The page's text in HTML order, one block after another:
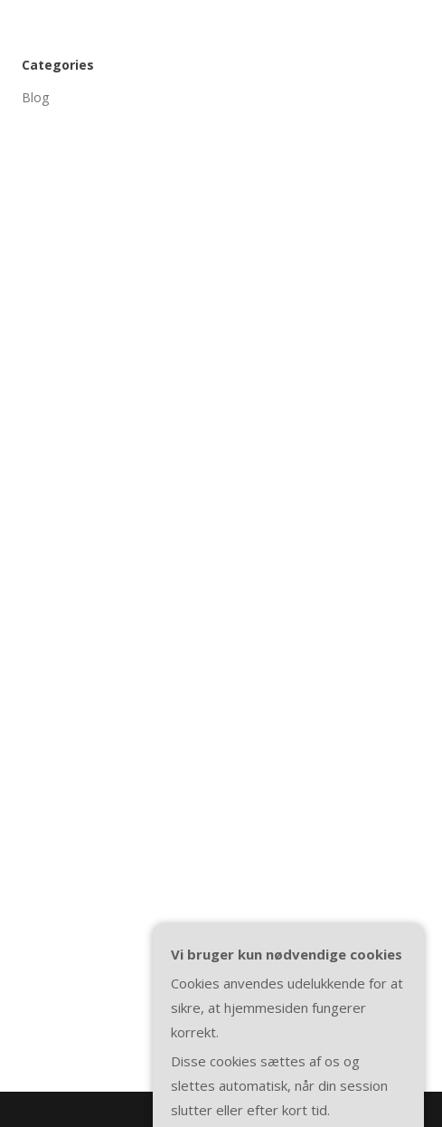
Categories
Blog
Vi bruger kun nødvendige cookies
Cookies anvendes udelukkende for at
sikre, at hjemmesiden fungerer
korrekt.
Disse cookies sættes af os og
slettes automatisk, når din session
slutter eller efter kort tid.